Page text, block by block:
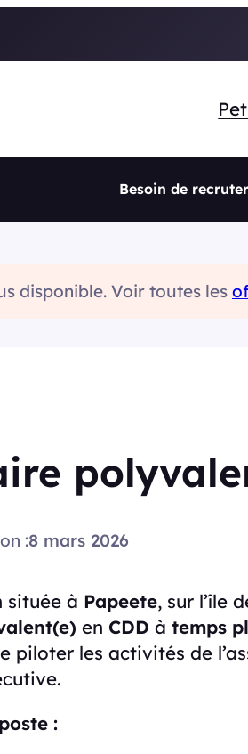
Besoin de
disponible. Voir toutes les
:8 mars 2026
située à Papeete, sur l’île
en CDD à temps
piloter les activités de
: